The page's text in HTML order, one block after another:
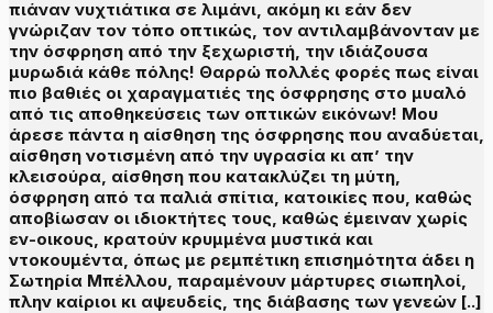
πιάναν νυχτιάτικα σε λιμάνι, ακόμη κι εάν δεν
γνώριζαν τον τόπο οπτικώς, τον αντιλαμβάνονταν με
την όσφρηση από την ξεχωριστή, την ιδιάζουσα
μυρωδιά κάθε πόλης! Θαρρώ πολλές φορές πως είναι
πιο βαθιές οι χαραγματιές της όσφρησης στο μυαλό
από τις αποθηκεύσεις των οπτικών εικόνων! Μου
άρεσε πάντα η αίσθηση της όσφρησης που αναδύεται,
αίσθηση νοτισμένη από την υγρασία κι απ’ την
κλεισούρα, αίσθηση που κατακλύζει τη μύτη,
όσφρηση από τα παλιά σπίτια, κατοικίες που, καθώς
αποβίωσαν οι ιδιοκτήτες τους, καθώς έμειναν χωρίς
εν-οικους, κρατούν κρυμμένα μυστικά και
ντοκουμέντα, όπως με ρεμπέτικη επισημότητα άδει η
Σωτηρία Μπέλλου, παραμένουν μάρτυρες σιωπηλοί,
πλην καίριοι κι αψευδείς, της διάβασης των γενεών [..]